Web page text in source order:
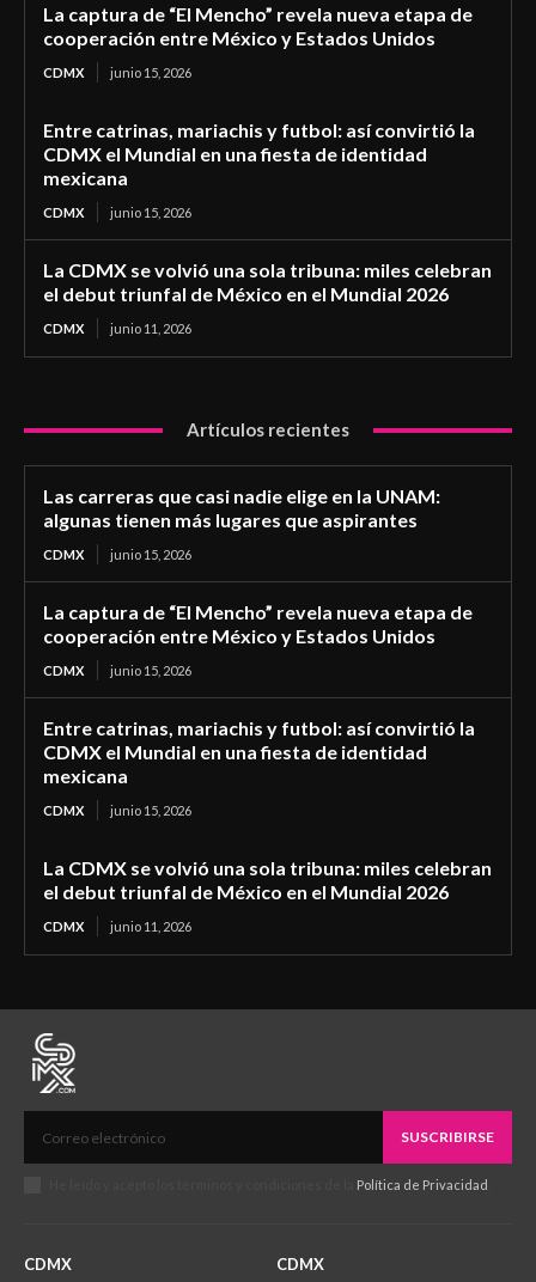
La captura de “El Mencho” revela nueva etapa de
cooperación entre México y Estados Unidos
CDMX junio 15, 2026
Entre catrinas, mariachis y futbol: así convirtió la
CDMX el Mundial en una fiesta de identidad
mexicana
CDMX junio 15, 2026
La CDMX se volvió una sola tribuna: miles celebran
el debut triunfal de México en el Mundial 2026
CDMX junio 11, 2026
Artículos recientes
Las carreras que casi nadie elige en la UNAM:
algunas tienen más lugares que aspirantes
CDMX junio 15, 2026
La captura de “El Mencho” revela nueva etapa de
cooperación entre México y Estados Unidos
CDMX junio 15, 2026
Entre catrinas, mariachis y futbol: así convirtió la
CDMX el Mundial en una fiesta de identidad
mexicana
CDMX junio 15, 2026
La CDMX se volvió una sola tribuna: miles celebran
el debut triunfal de México en el Mundial 2026
CDMX junio 11, 2026
SUSCRIBIRSE
Política de Privacidad
CDMX CDMX